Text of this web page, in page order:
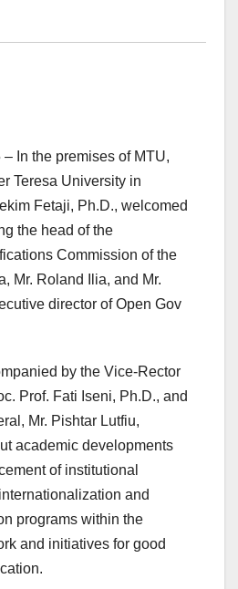
In the premises of MTU,
Teresa University in
Fetaji, Ph.D., welcomed
the head of the
Commission of the
Mr. Roland Ilia, and Mr.
director of Open Gov
by the Vice-Rector
Prof. Fati Iseni, Ph.D., and
Mr. Pishtar Lutfiu,
academic developments
of institutional
and
programs within the
and initiatives for good